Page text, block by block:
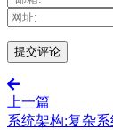
上一篇
系统架构:复杂